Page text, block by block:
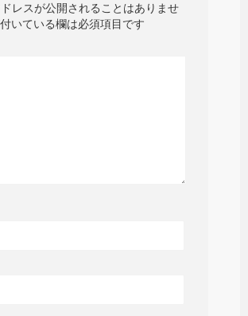
ドレスが公開されることはありませ
いている欄は必須項目です